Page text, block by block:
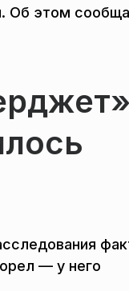
Об этом
— у него